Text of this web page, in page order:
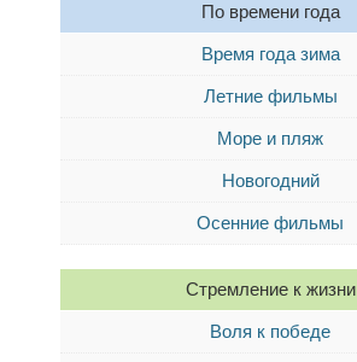
По времени года
Время года зима
Летние фильмы
Море и пляж
Новогодний
Осенние фильмы
Стремление к жизни
Воля к победе